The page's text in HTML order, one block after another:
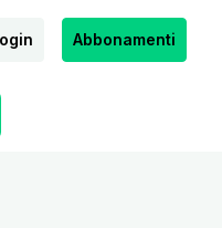
Abbonamenti